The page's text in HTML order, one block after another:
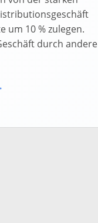
um 10 % zulegen.
durch andere